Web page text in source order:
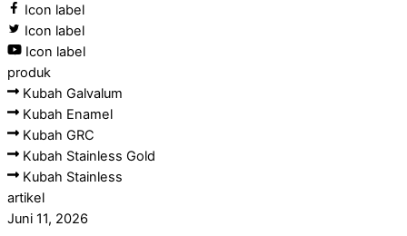
Icon label
Icon label
Icon label
produk
Kubah Galvalum
Kubah Enamel
Kubah GRC
Kubah Stainless Gold
Kubah Stainless
artikel
Juni 11, 2026